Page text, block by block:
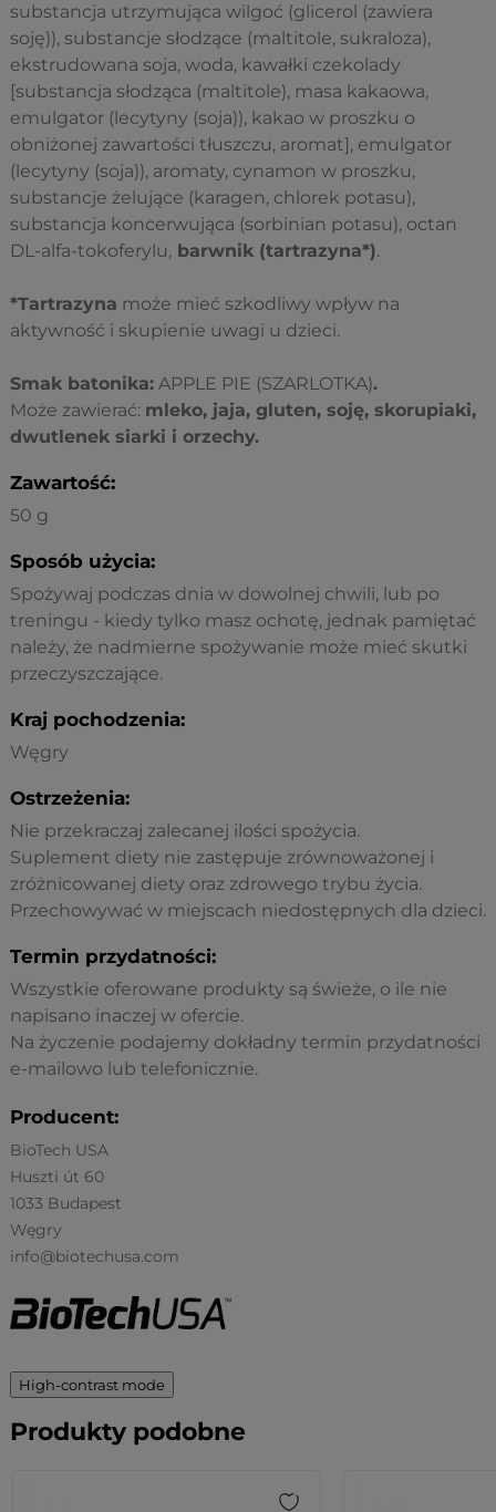
substancja utrzymująca wilgoć (glicerol (zawiera
soję)), substancje słodzące (maltitole, sukraloza),
ekstrudowana soja, woda, kawałki czekolady
[substancja słodząca (maltitole), masa kakaowa,
emulgator (lecytyny (soja)), kakao w proszku o
obniżonej zawartości tłuszczu, aromat], emulgator
(lecytyny (soja)), aromaty, cynamon w proszku,
substancje żelujące (karagen, chlorek potasu),
substancja koncerwująca (sorbinian potasu), octan
DL-alfa-tokoferylu, barwnik (tartrazyna*).
*Tartrazyna może mieć szkodliwy wpływ na
aktywność i skupienie uwagi u dzieci.
Smak batonika: APPLE PIE (SZARLOTKA).
Może zawierać: mleko, jaja, gluten, soję, skorupiaki,
dwutlenek siarki i orzechy.
Zawartość:
50 g
Sposób użycia:
Spożywaj podczas dnia w dowolnej chwili, lub po
treningu - kiedy tylko masz ochotę, jednak pamiętać
należy, że nadmierne spożywanie może mieć skutki
przeczyszczające.
Kraj pochodzenia:
Węgry
Ostrzeżenia:
Nie przekraczaj zalecanej ilości spożycia.
Suplement diety nie zastępuje zrównoważonej i
zróżnicowanej diety oraz zdrowego trybu życia.
Przechowywać w miejscach niedostępnych dla dzieci.
Termin przydatności:
Wszystkie oferowane produkty są świeże, o ile nie
napisano inaczej w ofercie.
Na życzenie podajemy dokładny termin przydatności
e-mailowo lub telefonicznie.
Producent:
BioTech USA
Huszti út 60
1033 Budapest
Węgry
info@biotechusa.com
High-contrast mode
Produkty podobne